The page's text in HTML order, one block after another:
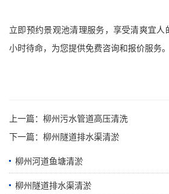
立即预约景观池清理服务，享受清爽宜
小时待命，为您提供免费咨询
上一篇： 柳州污水管道高压清洗
下一篇： 柳州隧道排水渠清淤
柳州河道鱼塘清淤
柳州隧道排水渠清淤